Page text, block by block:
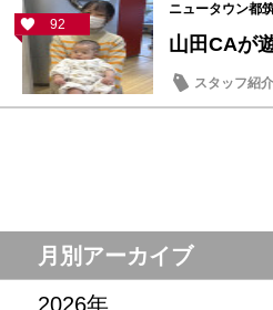
92
ニュータウン都
山田CAが
スタッフ紹介
月別アーカイブ
2026年